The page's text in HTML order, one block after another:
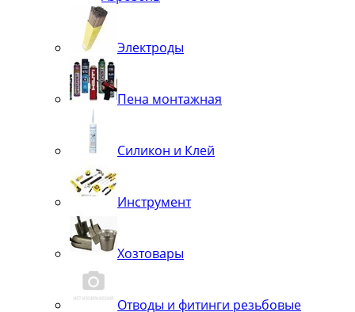
Электроды
Пена монтажная
Силикон и Клей
Инструмент
Хозтовары
Отводы и фитинги резьбовые